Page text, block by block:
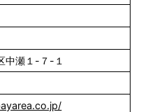
中瀬１-７-１